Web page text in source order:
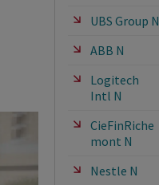
UBS Group N
ABB N
Logitech
Intl N
CieFinRiche
mont N
Nestle N